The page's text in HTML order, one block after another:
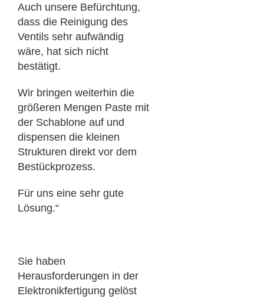
Auch unsere Befürchtung,
dass die Reinigung des
Ventils sehr aufwändig
wäre, hat sich nicht
bestätigt.
Wir bringen weiterhin die
größeren Mengen Paste mit
der Schablone auf und
dispensen die kleinen
Strukturen direkt vor dem
Bestückprozess.
Für uns eine sehr gute
Lösung.“
Sie haben
Herausforderungen in der
Elektronikfertigung gelöst